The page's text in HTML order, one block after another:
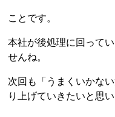
ことです。
本社が後処理に回って
せんね。
次回も「うまくいかな
り上げていきたいと思い